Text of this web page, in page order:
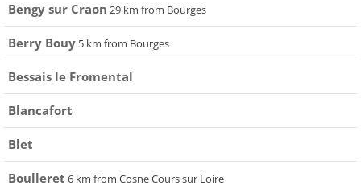
Bengy sur Craon 29 km from Bourges
Berry Bouy 5 km from Bourges
Bessais le Fromental
Blancafort
Blet
Boulleret 6 km from Cosne Cours sur Loire